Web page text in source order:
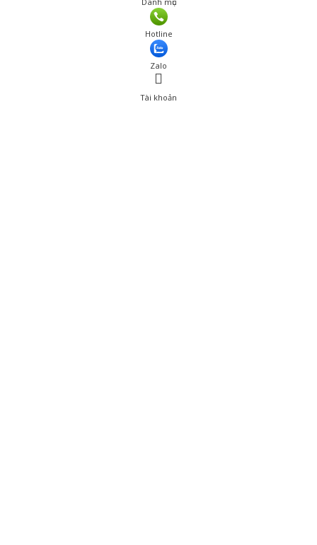
Hotline
Zalo
Tài khoản